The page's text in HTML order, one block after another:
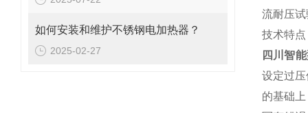
如何安装和维护不锈钢电加热器？
2025-02-27
流耐压
技术特点
四川智
设定过
的基础